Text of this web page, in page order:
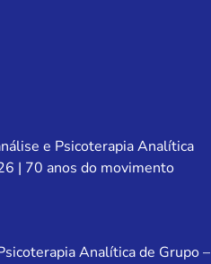
e Psicoterapia Analítica
| 70 anos do movimento
Analítica de Grupo –